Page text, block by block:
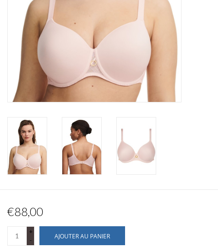
Cartes-cadeaux
€88,00
+
-
AJOUTER AU PANIER